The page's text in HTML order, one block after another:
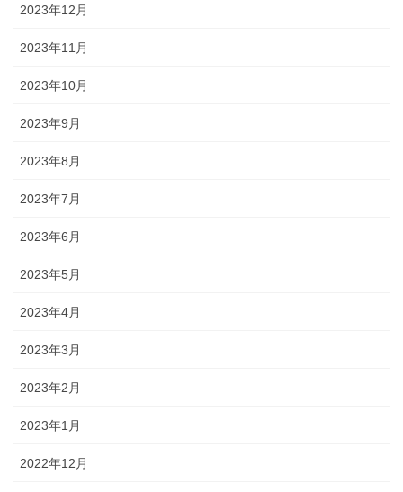
2023年12月
2023年11月
2023年10月
2023年9月
2023年8月
2023年7月
2023年6月
2023年5月
2023年4月
2023年3月
2023年2月
2023年1月
2022年12月